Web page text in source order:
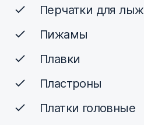
Перчатки для
Пижамы
Плавки
Пластроны
Платки головные